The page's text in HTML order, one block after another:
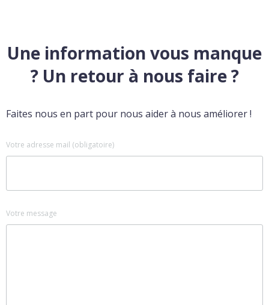
Une information vous manque
? Un retour à nous faire ?
Faites nous en part pour nous aider à nous améliorer !
Votre adresse mail (obligatoire)
Votre message